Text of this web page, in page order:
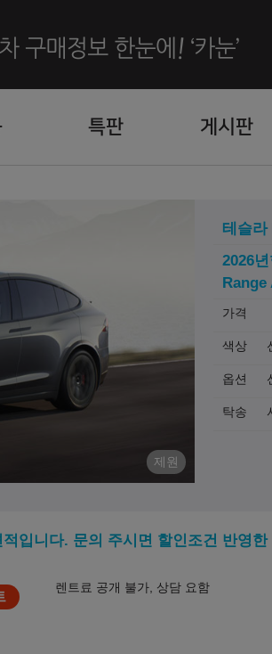
특판 게시판
제원
테슬라
2026
Range
가격
색상
옵션
탁송
입니다. 문의 주시면 할인조건 반영
렌트료 공개 불가, 상담 요함